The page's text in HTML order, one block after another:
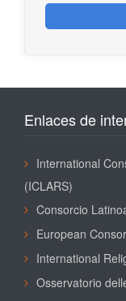
Enlaces de
International
(ICLARS)
Consorcio
European
International
Osservatorio